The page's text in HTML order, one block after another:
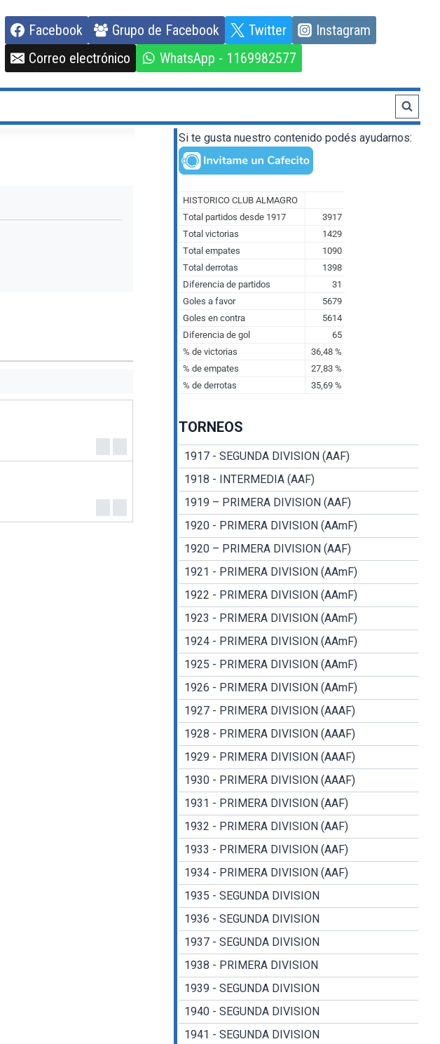
Facebook Grupo de Facebook Twitter
Instagram
Correo electrónico
WhatsApp - 1169982577
Si te gusta nuestro contenido podés ayudarnos:
TORNEOS
1917 - SEGUNDA DIVISION (AAF)
1918 - INTERMEDIA (AAF)
1919 – PRIMERA DIVISION (AAF)
1920 - PRIMERA DIVISION (AAmF)
1920 – PRIMERA DIVISION (AAF)
1921 - PRIMERA DIVISION (AAmF)
1922 - PRIMERA DIVISION (AAmF)
1923 - PRIMERA DIVISION (AAmF)
1924 - PRIMERA DIVISION (AAmF)
1925 - PRIMERA DIVISION (AAmF)
1926 - PRIMERA DIVISION (AAmF)
1927 - PRIMERA DIVISION (AAAF)
1928 - PRIMERA DIVISION (AAAF)
1929 - PRIMERA DIVISION (AAAF)
1930 - PRIMERA DIVISION (AAAF)
1931 - PRIMERA DIVISION (AAF)
1932 - PRIMERA DIVISION (AAF)
1933 - PRIMERA DIVISION (AAF)
1934 - PRIMERA DIVISION (AAF)
1935 - SEGUNDA DIVISION
1936 - SEGUNDA DIVISION
1937 - SEGUNDA DIVISION
1938 - PRIMERA DIVISION
1939 - SEGUNDA DIVISION
1940 - SEGUNDA DIVISION
1941 - SEGUNDA DIVISION